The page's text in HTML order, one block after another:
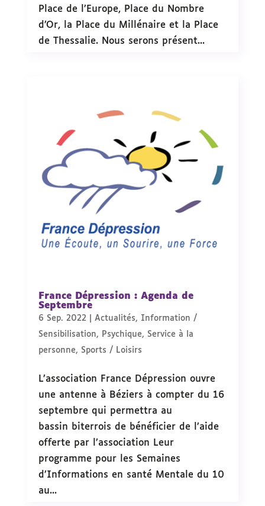
Place de l’Europe, Place du Nombre
d’Or, la Place du Millénaire et la Place
de Thessalie. Nous serons présent...
France Dépression : Agenda de
Septembre
6 Sep. 2022| Actualités, Information /
Sensibilisation, Psychique, Service à la
personne, Sports / Loisirs
L’association France Dépression ouvre
une antenne à Béziers à compter du 16
septembre qui permettra au
bassin biterrois de bénéficier de l’aide
offerte par l’association Leur
programme pour les Semaines
d’Informations en santé Mentale du 10
au...